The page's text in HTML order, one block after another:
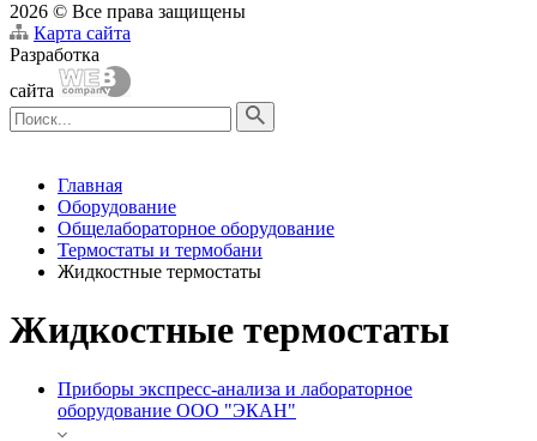
2026 © Все права защищены
Карта сайта
Разработка
сайта
Главная
Оборудование
Общелабораторное оборудование
Термостаты и термобани
Жидкостные термостаты
Жидкостные термостаты
Приборы экспресс-анализа и лабораторное
оборудование ООО "ЭКАН"